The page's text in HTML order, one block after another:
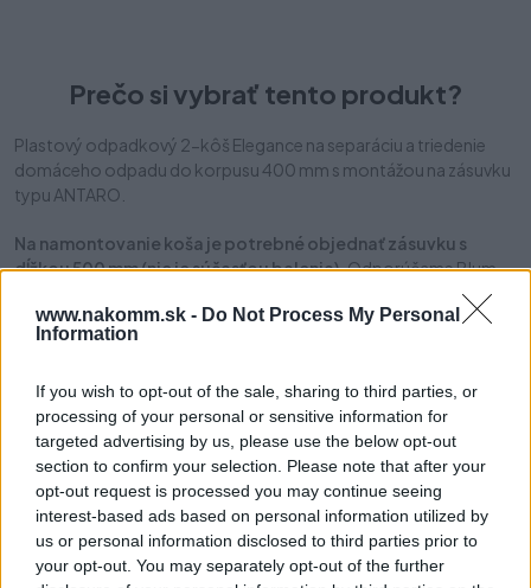
www.nakomm.sk - Do Not Process My Personal
Information
If you wish to opt-out of the sale, sharing to third parties, or
processing of your personal or sensitive information for
targeted advertising by us, please use the below opt-out
section to confirm your selection. Please note that after your
opt-out request is processed you may continue seeing
interest-based ads based on personal information utilized by
us or personal information disclosed to third parties prior to
your opt-out. You may separately opt-out of the further
Prečo si vybrať tento produkt?
Plastový odpadkový 2-kôš Elegance na separáciu a triedenie
domáceho odpadu do korpusu 400 mm s montážou na zásuvku
typu ANTARO.
Na namontovanie koša je potrebné objednať zásuvku s
dĺžkou 500 mm (nie je súčasťou balenia).Odporúčame Blum
Po inštalácii do korpusu a po vysunutí sú nádoby koša plne
odolnosť a výsuv umožňuje úplné vysunutie aj hladké zatvorenie
systému.
Systém má dve 18-litrové nádoby a je vybavený pevným
oceľovým vekom, ktoré okrem zakrytia košov slúži aj ako polica
vo vnútri korpusu na uloženie ľahkého príslušenstva.
Vyrobené z plastu v sivom prevedení.